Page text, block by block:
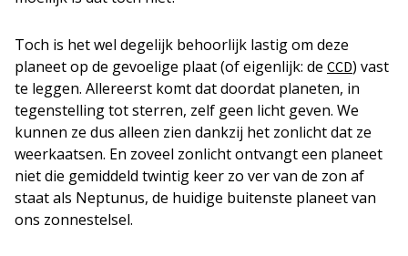
Toch is het wel degelijk behoorlijk lastig om deze
planeet op de gevoelige plaat (of eigenlijk: de CCD) vast
te leggen. Allereerst komt dat doordat planeten, in
tegenstelling tot sterren, zelf geen licht geven. We
kunnen ze dus alleen zien dankzij het zonlicht dat ze
weerkaatsen. En zoveel zonlicht ontvangt een planeet
niet die gemiddeld twintig keer zo ver van de zon af
staat als Neptunus, de huidige buitenste planeet van
ons zonnestelsel.